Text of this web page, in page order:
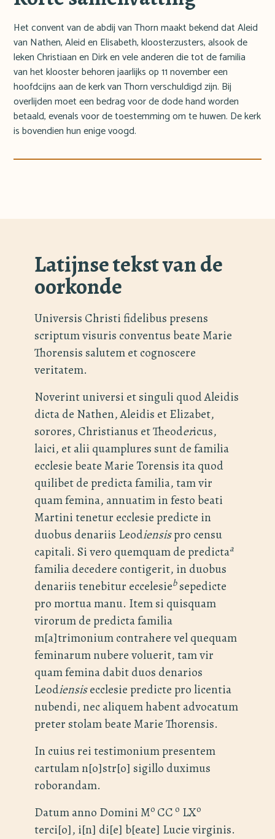
Het convent van de abdij van Thorn maakt bekend dat Aleid
van Nathen, Aleid en Elisabeth, kloosterzusters, alsook de
leken Christiaan en Dirk en vele anderen die tot de familia
van het klooster behoren jaarlijks op 11 november een
hoofdcijns aan de kerk van Thorn verschuldigd zijn. Bij
overlijden moet een bedrag voor de dode hand worden
betaald, evenals voor de toestemming om te huwen. De kerk
is bovendien hun enige voogd.
Latijnse tekst van de
oorkonde
Universis Christi fidelibus presens
scriptum visuris conventus beate Marie
Thorensis salutem et cognoscere
veritatem.
Noverint universi et singuli quod Aleidis
dicta de Nathen, Aleidis et Elizabet,
sorores, Christianus et Theodericus,
laici, et alii quamplures sunt de familia
ecclesie beate Marie Torensis ita quod
quilibet de predicta familia, tam vir
quam femina, annuatim in festo beati
Martini tenetur ecclesie predicte in
duobus denariis Leodiensispro censu
capitali. Si vero quemquam de predictaa
familia decedere contigerit, in duobus
denariis tenebitur eccelesiebsepedicte
pro mortua manu. Item si quisquam
virorum de predicta familia
m[a]trimonium contrahere vel quequam
feminarum nubere voluerit, tam vir
quam femina dabit duos denarios
Leodiensisecclesie predicte pro licentia
nubendi, nec aliquem habent advocatum
preter stolam beate Marie Thorensis.
In cuius rei testimonium presentem
cartulam n[o]str[o] sigillo duximus
roborandam.
Datum anno Domini Mo CC o LXo
terci[o], i[n] di[e] b[eate] Lucie virginis.